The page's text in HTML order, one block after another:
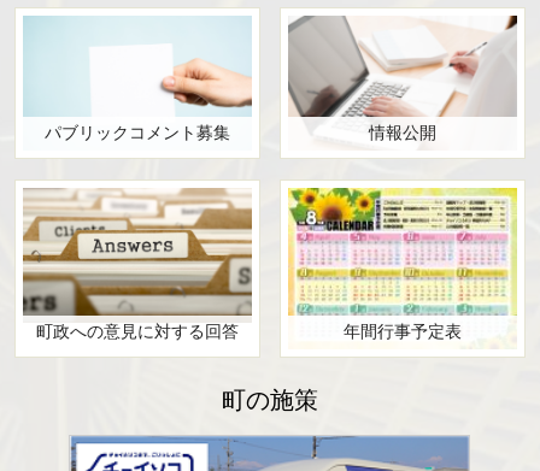
パブリックコメント募集 情報公開
町政への意見に対する回答 年間行事予定表
町の施策